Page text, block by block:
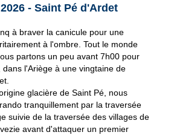
- Saint Pé d'Ardet
à braver la canicule pour une
à l'ombre. Tout le monde
partons un peu avant 7h00 pour
dans l'Ariège à une vingtaine de
glacière de Saint Pé, nous
tranquillement par la traversée
suivie de la traversée des villages de
avant d'attaquer un premier